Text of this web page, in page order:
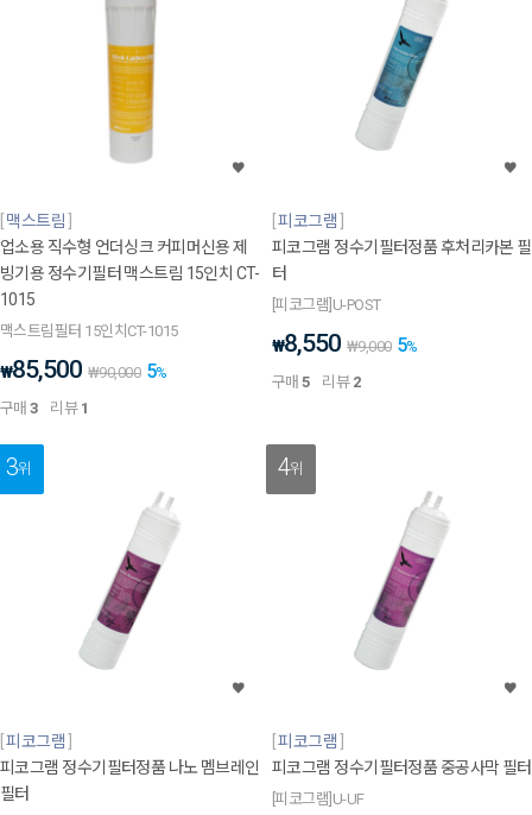
맥스트림
업소용 직수형 언더싱크 커피머신용 제
빙기용 정수기필터 맥스트림 15인치 CT-
1015
맥스트림필터 15인치CT-1015
₩85,500 ₩90,000 5%
구매3 리뷰 1
피코그램
피코그램 정수기필터정품 후처리카본 필
터
[피코그램]U-POST
₩8,550 ₩9,000 5%
구매5 리뷰 2
3위
피코그램
피코그램 정수기필터정품 나노 멤브레인
필터
4위
피코그램
피코그램 정수기필터정품 중공사막 필터
[피코그램]U-UF